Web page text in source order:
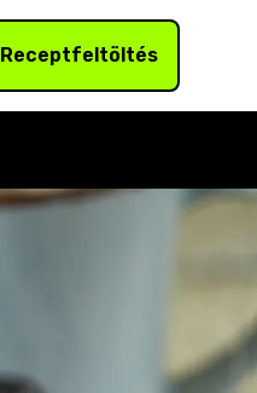
Receptfeltöltés